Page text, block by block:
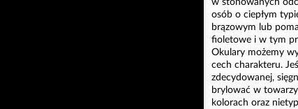
osób o ciepłym
brązowym lub
fioletowe i w tym
Okulary możemy
cech charakteru.
zdecydowanej,
brylować w
kolorach oraz